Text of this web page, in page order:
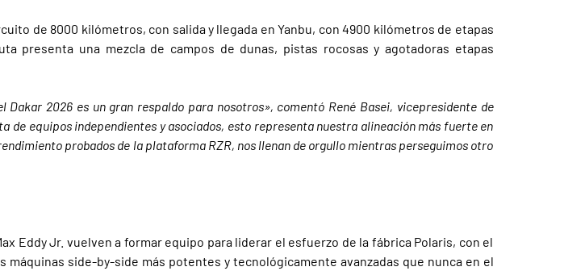
de 8000 kilómetros, con salida y llegada en Yanbu, con 4900 kilómetros de etapas
presenta una mezcla de campos de dunas, pistas rocosas y agotadoras etapas
2026 es un gran respaldo para nosotros», comentó René Basei, vicepresidente de
equipos independientes y asociados, esto representa nuestra alineación más fuerte en
probados de la plataforma RZR, nos llenan de orgullo mientras perseguimos otro
Eddy Jr. vuelven a formar equipo para liderar el esfuerzo de la fábrica Polaris, con el
side-by-side más potentes y tecnológicamente avanzadas que nunca en el